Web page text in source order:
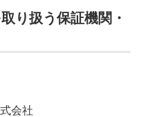
り扱う保証機関・
会社